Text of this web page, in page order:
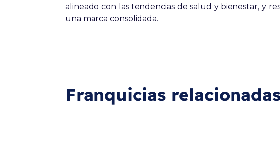
alineado con las tendencias de salud y bienestar, y
una marca consolidada.
Franquicias relacionadas